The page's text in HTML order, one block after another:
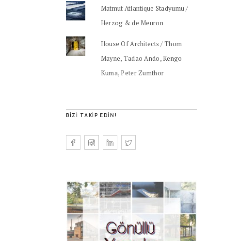
Matmut Atlantique Stadyumu /
Herzog & de Meuron
House Of Architects / Thom
Mayne, Tadao Ando, Kengo
Kuma, Peter Zumthor
BIZI TAKIP EDIN!